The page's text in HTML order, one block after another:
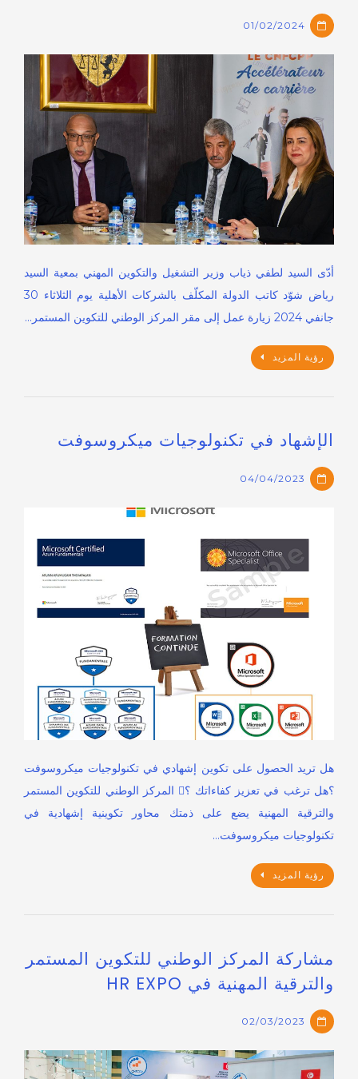
01/02/2024
أدّى السيد لطفي ذياب وزير التشغيل والتكوين المهني بمعية السيد
رياض شوّد كاتب الدولة المكلّف بالشركات الأهلية يوم الثلاثاء 30
جانفي 2024 زيارة عمل إلى مقر المركز الوطني للتكوين المستمر…
رؤية المزيد
الإشهاد في تكنولوجيات ميكروسوفت
04/04/2023
هل تريد الحصول على تكوين إشهادي في تكنولوجيات ميكروسوفت
؟هل ترغب في تعزيز كفاءاتك ؟ المركز الوطني للتكوين المستمر
والترقية المهنية يضع على ذمتك محاور تكوينية إشهادية في
تكنولوجيات ميكروسوفت…
رؤية المزيد
مشاركة المركز الوطني للتكوين المستمر
والترقية المهنية في HR EXPO
02/03/2023